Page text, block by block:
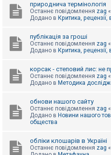
природнича термінологія
Останнє повідомлення zag «
Додано в Критика, рецензії,
публікація за гроші
Останнє повідомлення zag «
Додано в Критика, рецензії,
корсак - степовий лис: не
Останнє повідомлення zag «
Додано в Методика
обнови нашого сайту
Останнє повідомлення zag «
Додано в Новини нашого
общества
обліки клошарів в Україні
Останнє повідомлення zag «